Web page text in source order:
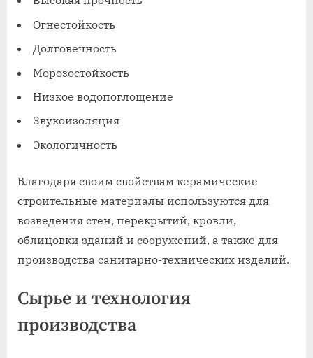
Огнестойкость
Долговечность
Морозостойкость
Низкое водопоглощение
Звукоизоляция
Экологичность
Благодаря своим свойствам керамические
строительные материалы используются для
возведения стен, перекрытий, кровли,
облицовки зданий и сооружений, а также для
производства санитарно-технических изделий.
Сырье и технология
производства